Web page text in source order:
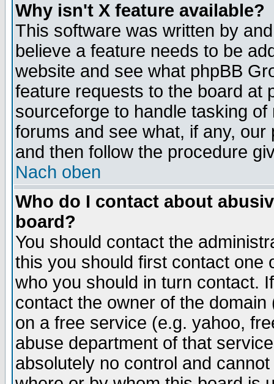
Why isn't X feature available?
This software was written by
believe a feature needs to be
website and see what phpBB
feature requests to the board at
sourceforge to handle tasking
forums and see what, if any,
and then follow the procedure
Nach oben
Who do I contact about
board?
You should contact the
this you should first contact one
who you should in turn contact.
contact the owner of the
on a free service (e.g. yahoo,
abuse department of that
absolutely no control and